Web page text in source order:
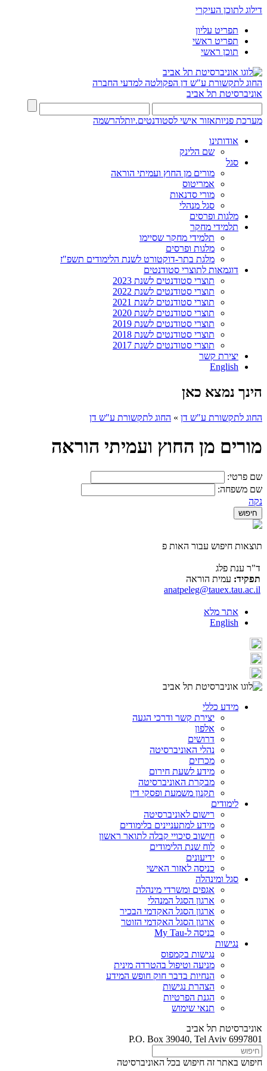
דילוג לתוכן העיקרי
תפריט עליון
תפריט ראשי
תוכן ראשי
החוג לתקשורת ע"ש דן הפקולטה למדעי החברה
אוניברסיטת תל אביב
מערכת פניותאזור אישי לסטודנטים.יותלהרשמה
אודותינו
שם הלינק
סגל
מורים מן החוץ ועמיתי הוראה
אמריטוס
מורי סדנאות
סגל מנהלי
מלגות ופרסים
תלמידי מחקר
תלמידי מחקר שסיימו
מלגות ופרסים
מלגת בתר-דוקטורט לשנת הלימודים תשפ"ז
דוגמאות לתוצרי סטודנטים
תוצרי סטודנטים לשנת 2023
תוצרי סטודנטים לשנת 2022
תוצרי סטודנטים לשנת 2021
תוצרי סטודנטים לשנת 2020
תוצרי סטודנטים לשנת 2019
תוצרי סטודנטים לשנת 2018
תוצרי סטודנטים לשנת 2017
יצירת קשר
English
הינך נמצא כאן
החוג לתקשורת ע"ש דן » החוג לתקשורת ע"ש דן
מורים מן החוץ ועמיתי הוראה
שם פרטי:
שם משפחה:
נקה
תוצאות חיפוש עבור האות פ
ד"ר ענת פלג
תפקיד: עמית הוראה
anatpeleg@tauex.tau.ac.il
אתר מלא
English
מידע כללי
יצירת קשר ודרכי הגעה
אלפון
דרושים
נהלי האוניברסיטה
מכרזים
מידע לשעת חירום
מבקרת האוניברסיטה
תקנון משמעת ופסקי דין
לימודים
רישום לאוניברסיטה
מידע למתעניינים בלימודים
חישוב סיכויי קבלה לתואר ראשון
לוח שנת הלימודים
ידיעונים
כניסה לאזור האישי
סגל ומינהלה
אגפים ומשרדי מינהלה
ארגון הסגל המנהלי
ארגון הסגל האקדמי הבכיר
ארגון הסגל האקדמי הזוטר
כניסה ל-My Tau
נגישות
נגישות בקמפוס
מניעה וטיפול בהטרדה מינית
הנחיות בדבר חוק חופש המידע
הצהרת נגישות
הגנת הפרטיות
תנאי שימוש
אוניברסיטת תל אביב
P.O. Box 39040, Tel Aviv 6997801
חיפוש באתר זה חיפוש בכל האוניברסיטה